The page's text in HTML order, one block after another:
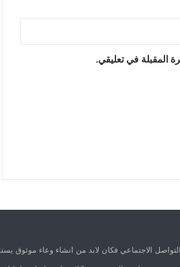
المقبلة في تعليقي.
الاجتماعي فكان لابد من انشاء وعاء موثوق